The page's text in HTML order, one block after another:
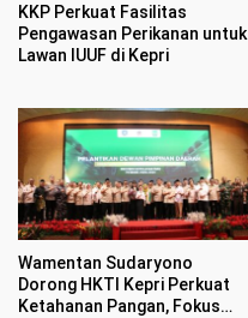
KKP Perkuat Fasilitas
Pengawasan Perikanan untuk
Lawan IUUF di Kepri
Wamentan Sudaryono
Dorong HKTI Kepri Perkuat
Ketahanan Pangan, Fokus